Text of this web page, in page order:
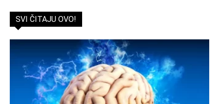
SVI ČITAJU OVO!